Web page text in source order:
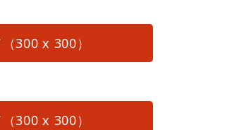
300 x 300）
300 x 300）